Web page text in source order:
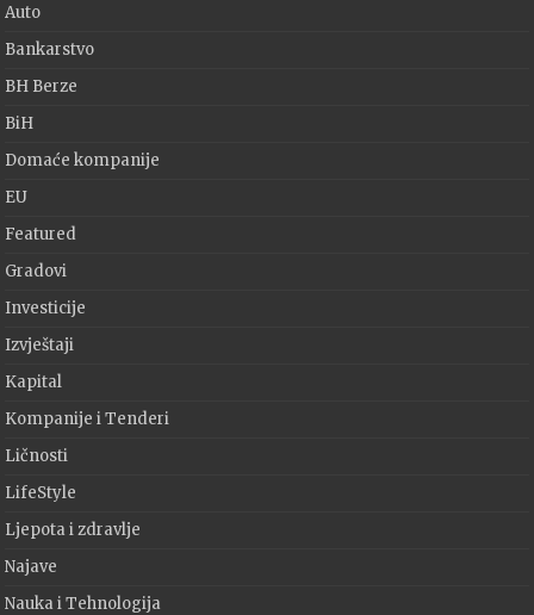
Auto
Bankarstvo
BH Berze
BiH
Domaće kompanije
EU
Featured
Gradovi
Investicije
Izvještaji
Kapital
Kompanije i Tenderi
Ličnosti
LifeStyle
Ljepota i zdravlje
Najave
Nauka i Tehnologija